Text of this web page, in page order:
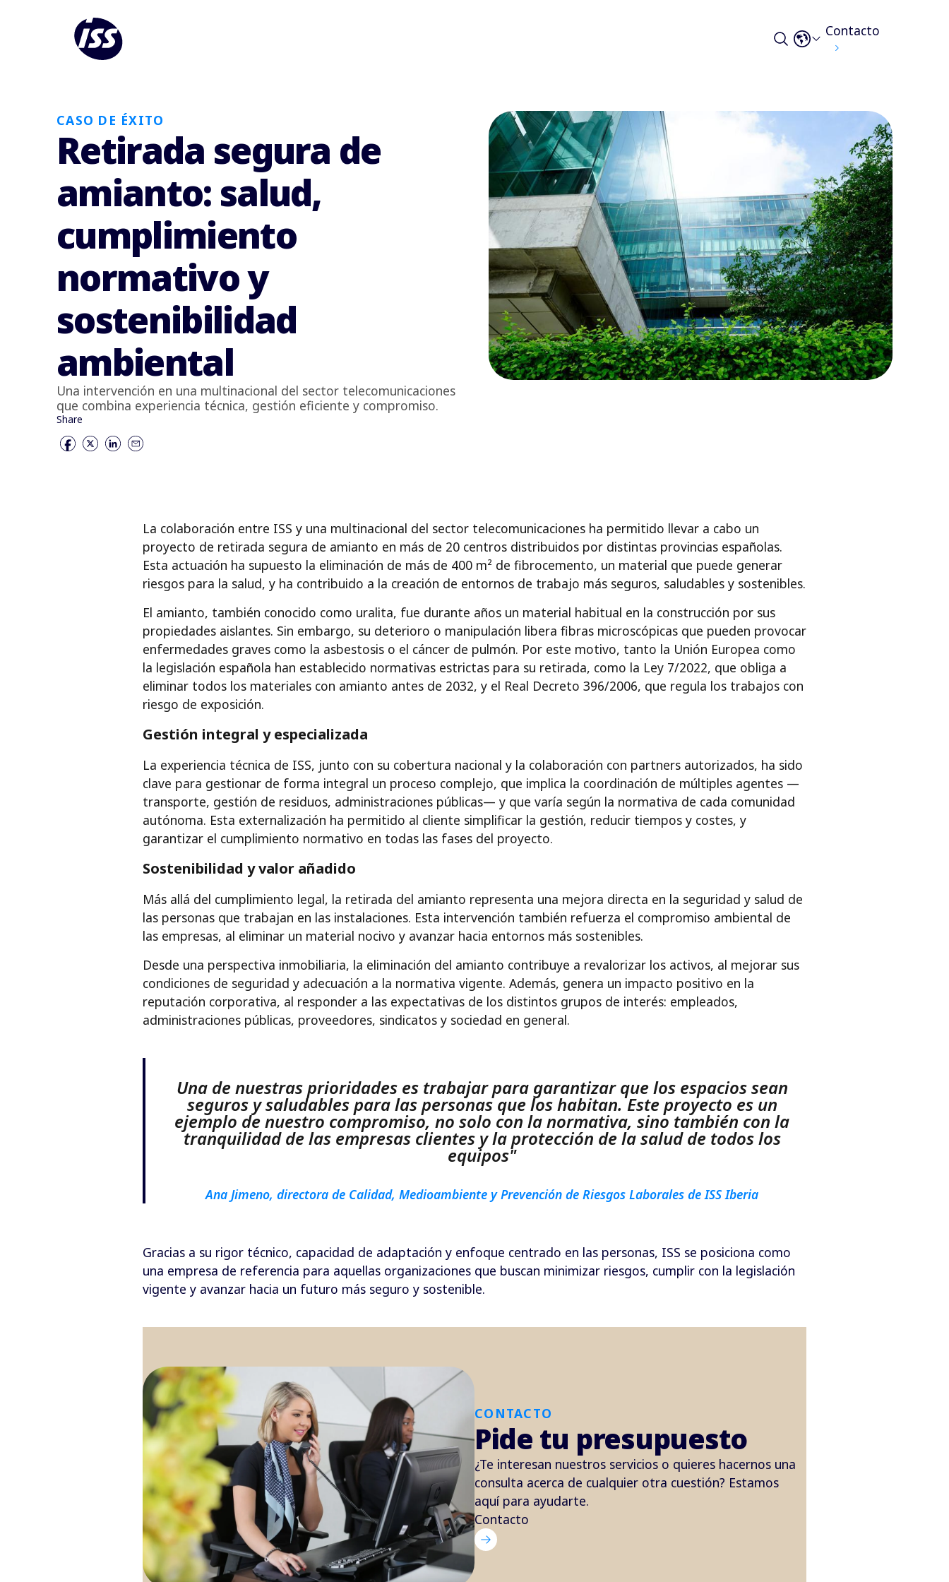
Contacto
CASO DE ÉXITO
Retirada segura de
amianto: salud,
cumplimiento
normativo y
sostenibilidad
ambiental
Una intervención en una multinacional del sector telecomunicaciones
que combina experiencia técnica, gestión eficiente y compromiso.
Share
La colaboración entre ISS y una multinacional del sector telecomunicaciones ha permitido llevar a cabo un
proyecto de retirada segura de amianto en más de 20 centros distribuidos por distintas provincias españolas.
Esta actuación ha supuesto la eliminación de más de 400 m² de fibrocemento, un material que puede generar
riesgos para la salud, y ha contribuido a la creación de entornos de trabajo más seguros, saludables y sostenibles.
El amianto, también conocido como uralita, fue durante años un material habitual en la construcción por sus
propiedades aislantes. Sin embargo, su deterioro o manipulación libera fibras microscópicas que pueden provocar
enfermedades graves como la asbestosis o el cáncer de pulmón. Por este motivo, tanto la Unión Europea como
la legislación española han establecido normativas estrictas para su retirada, como la Ley 7/2022, que obliga a
eliminar todos los materiales con amianto antes de 2032, y el Real Decreto 396/2006, que regula los trabajos con
riesgo de exposición.
Gestión integral y especializada
La experiencia técnica de ISS, junto con su cobertura nacional y la colaboración con partners autorizados, ha sido
clave para gestionar de forma integral un proceso complejo, que implica la coordinación de múltiples agentes —
transporte, gestión de residuos, administraciones públicas— y que varía según la normativa de cada comunidad
autónoma. Esta externalización ha permitido al cliente simplificar la gestión, reducir tiempos y costes, y
garantizar el cumplimiento normativo en todas las fases del proyecto.
Sostenibilidad y valor añadido
Más allá del cumplimiento legal, la retirada del amianto representa una mejora directa en la seguridad y salud de
las personas que trabajan en las instalaciones. Esta intervención también refuerza el compromiso ambiental de
las empresas, al eliminar un material nocivo y avanzar hacia entornos más sostenibles.
Desde una perspectiva inmobiliaria, la eliminación del amianto contribuye a revalorizar los activos, al mejorar sus
condiciones de seguridad y adecuación a la normativa vigente. Además, genera un impacto positivo en la
reputación corporativa, al responder a las expectativas de los distintos grupos de interés: empleados,
administraciones públicas, proveedores, sindicatos y sociedad en general.
Una de nuestras prioridades es trabajar para garantizar que los espacios sean
seguros y saludables para las personas que los habitan. Este proyecto es un
ejemplo de nuestro compromiso, no solo con la normativa, sino también con la
tranquilidad de las empresas clientes y la protección de la salud de todos los
equipos"
Ana Jimeno, directora de Calidad, Medioambiente y Prevención de Riesgos Laborales de ISS Iberia
Gracias a su rigor técnico, capacidad de adaptación y enfoque centrado en las personas, ISS se posiciona como
una empresa de referencia para aquellas organizaciones que buscan minimizar riesgos, cumplir con la legislación
vigente y avanzar hacia un futuro más seguro y sostenible.
CONTACTO
Pide tu presupuesto
¿Te interesan nuestros servicios o quieres hacernos una
consulta acerca de cualquier otra cuestión? Estamos
aquí para ayudarte.
Contacto